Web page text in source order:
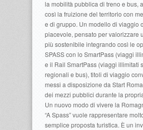
la mobilità pubblica di treno e bus,
così la fruizione del territorio con
e di gruppo. Un modello di viaggio
piacevole, pensato per valorizzare
più sostenibile integrando così le
SPASS con lo SmartPass (viaggi
e il Rail SmartPass (viaggi illimitati
regionali e bus), titoli di viaggio
messi a disposizione da Start
dei mezzi pubblici durante la
Un nuovo modo di vivere la
“A Spass” vuole rappresentare
semplice proposta turistica. È un